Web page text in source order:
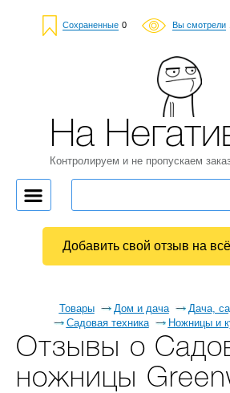
Сохраненные 0 Вы смотрели
Товары Дом и дача
Дача,
Садовая техника
Ножницы и
Отзывы о
ножницы
На
Контролируем и не пропускаем
Добавить свой отзыв на